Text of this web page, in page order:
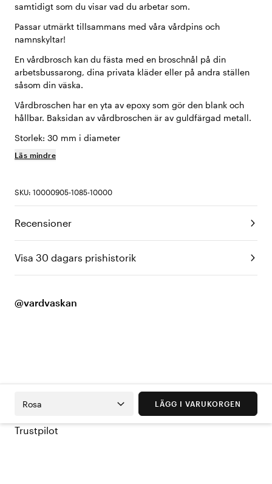
samtidigt som du visar vad du arbetar som.
Passar utmärkt tillsammans med våra vårdpins och
namnskyltar!
En vårdbrosch kan du fästa med en broschnål på din
arbetsbussarong, dina privata kläder eller på andra ställen
såsom din väska.
Vårdbroschen har en yta av epoxy som gör den blank och
hållbar. Baksidan av vårdbroschen är av guldfärgad metall.
Storlek: 30 mm i diameter
Läs mindre
SKU: 10000905-1085-10000
Recensioner
Visa 30 dagars prishistorik
@vardvaskan
Rosa LÄGG I VARUKORGEN
Trustpilot